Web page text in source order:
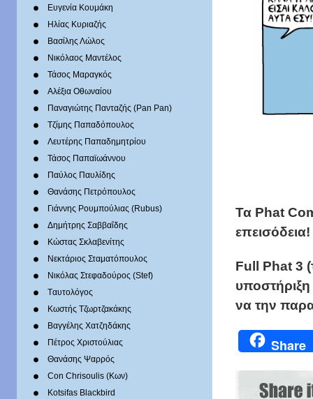
Ευγενία Κουμάκη
Ηλίας Κυριαζής
Βασίλης Λώλος
Νικόλαος Μαντέλος
Τάσος Μαραγκός
Αλέξια Οθωναίου
Παναγιώτης Πανταζής (Pan Pan)
Τζίμης Παπαδόπουλος
Λευτέρης Παπαδημητρίου
Τάσος Παπαϊωάννου
Παύλος Παυλίδης
Θανάσης Πετρόπουλος
Γιάννης Ρουμπούλιας (Rubus)
Δημήτρης Σαββαΐδης
Κώστας Σκλαβενίτης
Νεκτάριος Σταματόπουλος
Νικόλας Στεφαδούρος (Stef)
Tαυτολόγος
Κωστής Τζωρτζακάκης
Βαγγέλης Χατζηδάκης
Πέτρος Χριστούλιας
Θανάσης Ψαρρός
Con Chrisoulis (Κων)
Kotsifas Blackbird
Τα Phat
επεισόδεια!
Full Phat 3
να την
Share